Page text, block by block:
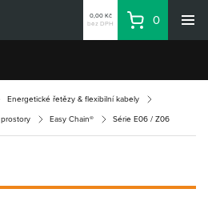
0,00 Kč
bez DPH
Košík
0
Energetické řetězy & flexibilní kabely
Easy Chain® Série E06 / Z06